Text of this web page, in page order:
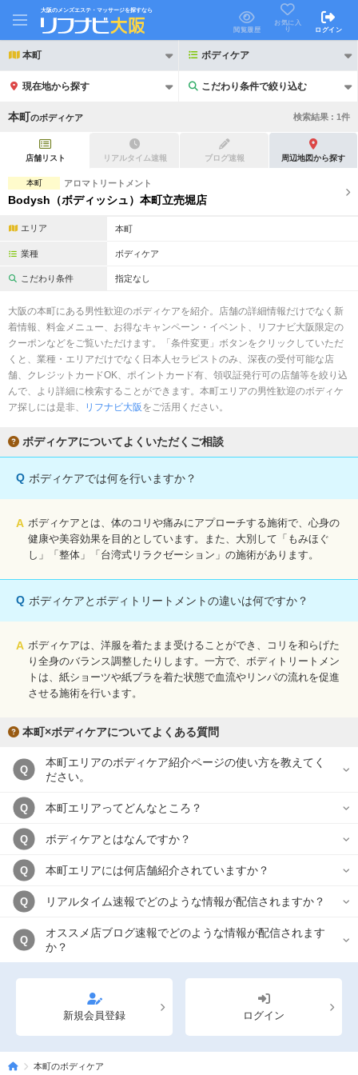
大阪のメンズエステ・マッサージを探すなら
閲覧履歴
お気に入
り
ログイン
本町 ボディケア
現在地から探す こだわり条件で絞り込む
こだわり条件で絞り込む
21時以降も受付 24時以降も受付
2名様歓迎 団体様歓迎
完全個室 半個室あり
ペアルームあり シャワー室完備
専用駐車場あり 有資格者在籍
スタッフ指名可 Ｗセラピスト
駅から徒歩5分以内
本町のボディケア 検索結果 : 1件
店舗リスト リアルタイム速報 ブログ速報 周辺地図から探す
本町 アロマトリートメント
Bodysh（ボディッシュ）本町立売堀店
エリア 本町
業種 ボディケア
こだわり条件 指定なし
大阪の本町にある男性歓迎のボディケアを紹介。店舗の詳細情報だけでなく新
着情報、料金メニュー、お得なキャンペーン・イベント、リフナビ大阪限定の
クーポンなどをご覧いただけます。「条件変更」ボタンをクリックしていただ
くと、業種・エリアだけでなく日本人セラピストのみ、深夜の受付可能な店
舗、クレジットカードOK、ポイントカード有、領収証発行可の店舗等を絞り込
んで、より詳細に検索することができます。本町エリアの男性歓迎のボディケ
ア探しには是非、
リフナビ大阪 をご活用ください。
ボディケアについてよくいただくご相談
Q ボディケアでは何を行いますか？
A ボディケアとは、体のコリや痛みにアプローチする施術で、心身の
健康や美容効果を目的としています。また、大別して「もみほぐ
し」「整体」「台湾式リラクゼーション」の施術があります。
Q ボディケアとボディトリートメントの違いは何ですか？
A ボディケアは、洋服を着たまま受けることができ、コリを和らげた
り全身のバランス調整したりします。一方で、ボディトリートメン
トは、紙ショーツや紙ブラを着た状態で血流やリンパの流れを促進
させる施術を行います。
本町×ボディケアについてよくある質問
Q
本町エリアのボディケア紹介ページの使い方を教えてく
ださい。
Q 本町エリアってどんなところ？
Q ボディケアとはなんですか？
Q 本町エリアには何店舗紹介されていますか？
Q リアルタイム速報でどのような情報が配信されますか？
Q
オススメ店ブログ速報でどのような情報が配信されます
か？
新規会員登録 ログイン
本町のボディケア